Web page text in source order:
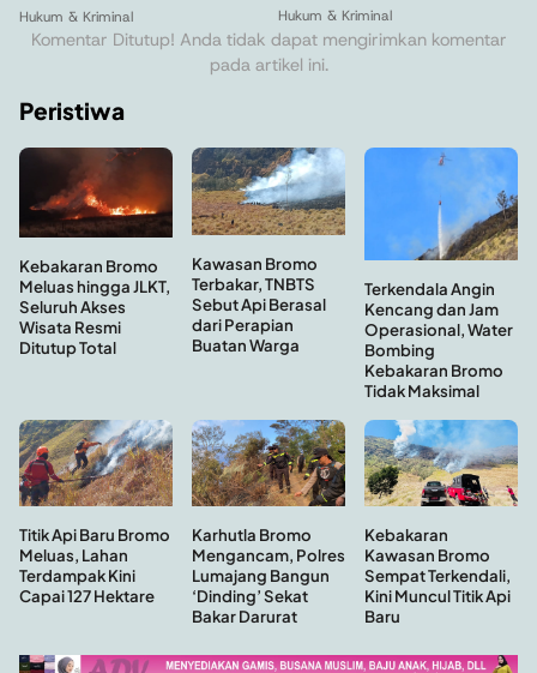
Hukum & Kriminal Hukum & Kriminal
Komentar Ditutup! Anda tidak dapat mengirimkan komentar
pada artikel ini.
Peristiwa
Kebakaran Bromo
Meluas hingga JLKT,
Seluruh Akses
Wisata Resmi
Ditutup Total
Kawasan Bromo
Terbakar, TNBTS
Sebut Api Berasal
dari Perapian
Buatan Warga
Terkendala Angin
Kencang dan Jam
Operasional, Water
Bombing
Kebakaran Bromo
Tidak Maksimal
Titik Api Baru Bromo
Meluas, Lahan
Terdampak Kini
Capai 127 Hektare
Karhutla Bromo
Mengancam, Polres
Lumajang Bangun
‘Dinding’ Sekat
Bakar Darurat
Kebakaran
Kawasan Bromo
Sempat Terkendali,
Kini Muncul Titik Api
Baru